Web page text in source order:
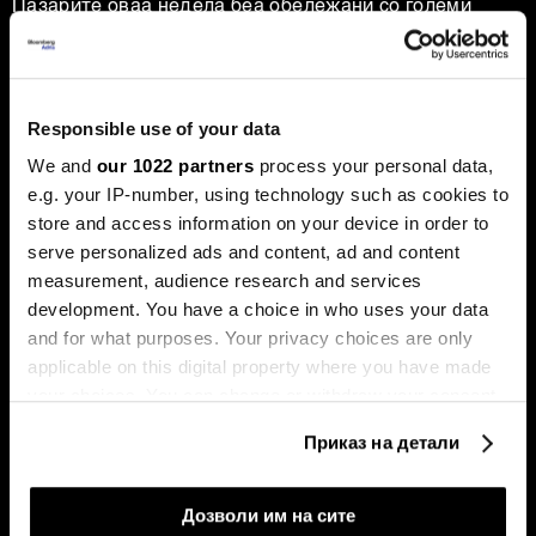
Responsible use of your data
We and our 1022 partners process your personal data,
e.g. your IP-number, using technology such as cookies to
store and access information on your device in order to
serve personalized ads and content, ad and content
measurement, audience research and services
development. You have a choice in who uses your data
and for what purposes. Your privacy choices are only
applicable on this digital property where you have made
If you allow, we would also like to:
Приказ на детали
Дозволи им на сите
Пазарите оваа недела беа обележани со големи
прашања. Технолошкиот гигант „Енвидија“ ја проби
границата на пазарна капитализација од пет билиони
Милеи има 99 проблеми, ама
Судот го запре отпуштањето
надмина три трилиони